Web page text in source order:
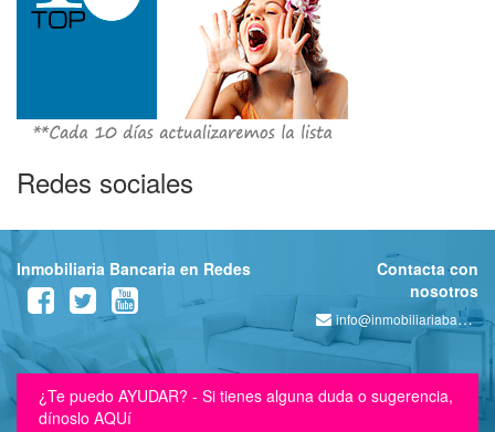
Redes sociales
Inmobiliaria Bancaria en Redes
Contacta con
nosotros
info@inmobiliariabancaria.com
¿Te puedo AYUDAR? - Si tienes alguna duda o sugerencia,
dínoslo AQUí